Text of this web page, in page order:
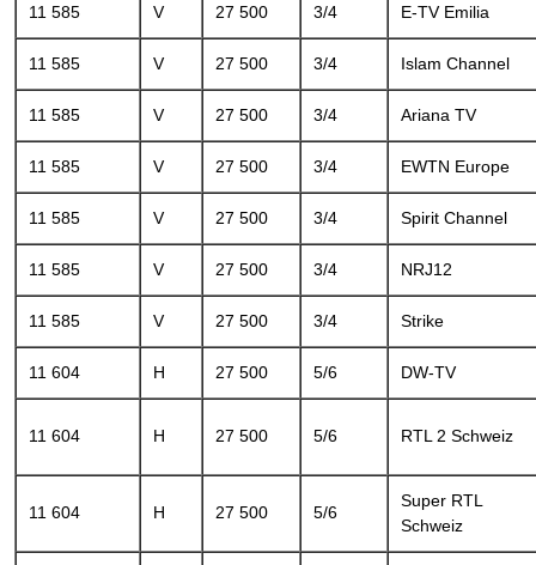
11 585 V 27 500 3/4 E-TV Emilia
11 585 V 27 500 3/4 Islam Channel
11 585 V 27 500 3/4 Ariana TV
11 585 V 27 500 3/4 EWTN Europe
11 585 V 27 500 3/4 Spirit Channel
11 585 V 27 500 3/4 NRJ12
11 585 V 27 500 3/4 Strike
11 604 H 27 500 5/6 DW-TV
11 604 H 27 500 5/6 RTL 2 Schweiz
11 604 H 27 500 5/6
Super RTL
Schweiz